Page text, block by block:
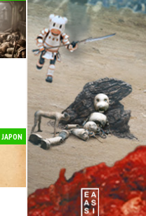
JAPON